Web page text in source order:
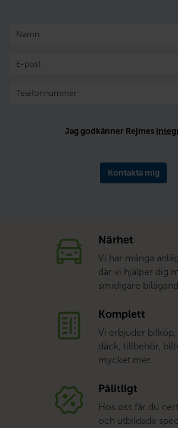
Jag godkänner Rejmes
Kontakta mig
Närhet
Vi har många
där vi hjälper dig
smidigare
Komplett
Vi erbjuder bilköp,
däck, tillbehör,
mycket mer.
Pålitligt
Hos oss får du
och utbildade